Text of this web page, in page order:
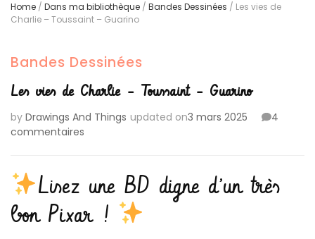
Home / Dans ma bibliothèque / Bandes Dessinées / Les vies de
Charlie – Toussaint – Guarino
Bandes Dessinées
Les vies de Charlie – Toussaint – Guarino
by Drawings And Things updated on3 mars 2025
4
commentaires
Charlie
Toussaint
Lisez une BD digne d’un très
bon Pixar !